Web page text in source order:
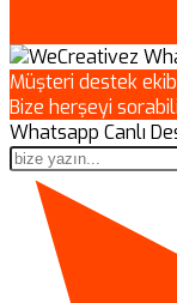
Müşteri destek
Bize herşeyi
Whatsapp Canlı